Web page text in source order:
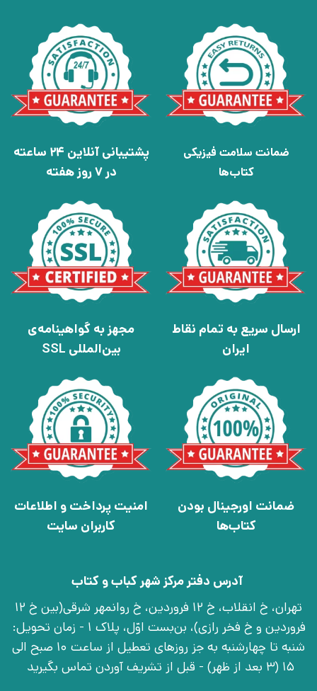
ضمانت سلامت فیزیکی
کتاب‌ها
پشتیبانی آنلاین 24 ساعته
در 7 روز هفته
ارسال سریع به تمام نقاط
ایران
مجهز به گواهینامه‌ی
بین‌المللی SSL
ضمانت اورجینال بودن
کتاب‌ها
امنیت پرداخت و اطلاعات
کاربران سایت
آدرس دفتر مرکز شهر کباب و کتاب
تهران، خ انقلاب، خ 12 فروردین، خ روانمهر شرقی(بین خ 12
فروردین و خ فخر رازی)، بن‌بست اوّل، پلاک 1 - زمان تحویل:
شنبه تا چهارشنبه به جز روزهای تعطیل از ساعت 10 صبح الی
15 (3 بعد از ظهر) - قبل از تشریف آوردن تماس بگیرید